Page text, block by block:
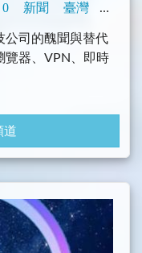
0 新聞 臺灣 程式
公司的醜聞與替代
覽器、VPN、即時
道